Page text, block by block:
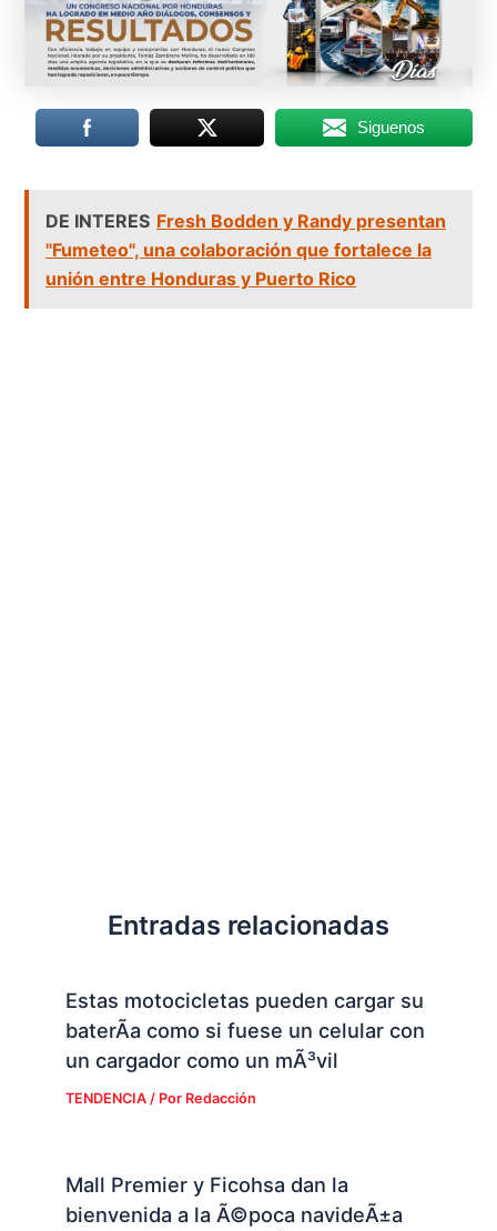
Siguenos
DE INTERES Fresh Bodden y Randy presentan
"Fumeteo", una colaboración que fortalece la
unión entre Honduras y Puerto Rico
Entradas relacionadas
Estas motocicletas pueden cargar su
baterÃ­a como si fuese un celular con
un cargador como un mÃ³vil
TENDENCIA/ Por Redacción
Mall Premier y Ficohsa dan la
bienvenida a la Ã©poca navideÃ±a